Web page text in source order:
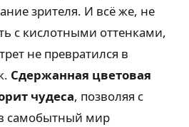
зрителя. И всё же, не
с кислотными оттенками,
не превратился в
Сдержанная цветовая
чудеса, позволяя с
самобытный мир